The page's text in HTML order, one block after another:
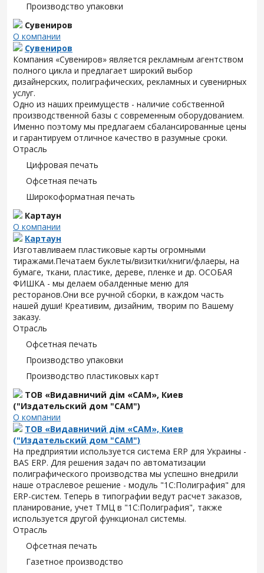
Производство упаковки
Сувениров
О компании
Сувениров
Компания «Сувениров» является рекламным агентством
полного цикла и предлагает широкий выбор
дизайнерских, полиграфических, рекламных и сувенирных
услуг.
Одно из наших преимуществ - наличие собственной
производственной базы с современным оборудованием.
Именно поэтому мы предлагаем сбалансированные цены
и гарантируем отличное качество в разумные сроки.
Отрасль
Цифровая печать
Офсетная печать
Широкоформатная печать
Картаун
О компании
Картаун
Изготавливаем пластиковые карты огромными
тиражами.Печатаем буклеты/визитки/книги/флаеры, на
бумаге, ткани, пластике, дереве, пленке и др. ОСОБАЯ
ФИШКА - мы делаем обалденные меню для
ресторанов.Они все ручной сборки, в каждом часть
нашей души! Креативим, дизайним, творим по Вашему
заказу.
Отрасль
Офсетная печать
Производство упаковки
Производство пластиковых карт
ТОВ «Видавничий дім «САМ», Киев
("Издательский дом "САМ")
О компании
ТОВ «Видавничий дім «САМ», Киев
("Издательский дом "САМ")
На предприятии используется система ERP для Украины -
BAS ERP. Для решения задач по автоматизации
полиграфического производства мы успешно внедрили
наше отраслевое решение - модуль "1С:Полиграфия" для
ERP-систем. Теперь в типографии ведут расчет заказов,
планирование, учет ТМЦ в "1С:Полиграфия", также
используется другой функционал системы.
Отрасль
Офсетная печать
Газетное производство